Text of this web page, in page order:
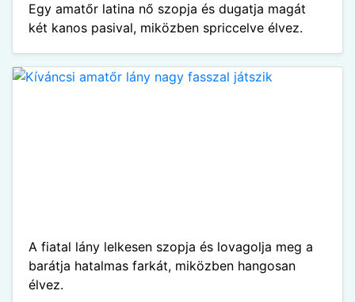
Egy amatőr latina nő szopja és dugatja magát
két kanos pasival, miközben spriccelve élvez.
A fiatal lány lelkesen szopja és lovagolja meg a
barátja hatalmas farkát, miközben hangosan
élvez.